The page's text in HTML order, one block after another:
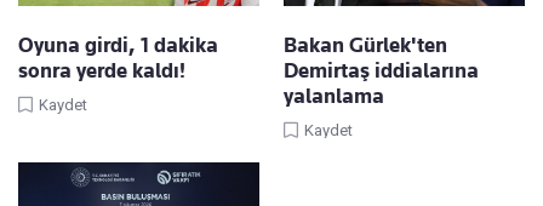
Oyuna girdi, 1 dakika
sonra yerde kaldı!
Kaydet
Bakan Gürlek'ten
Demirtaş iddialarına
yalanlama
Kaydet